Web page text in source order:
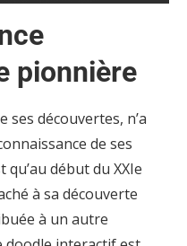
pionnière
ses découvertes, n’a
de ses
qu’au début du XXIe
à sa découverte
à un autre